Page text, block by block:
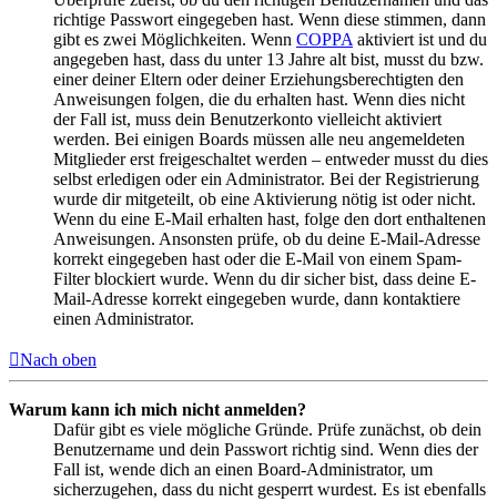
richtige Passwort eingegeben hast. Wenn diese stimmen, dann
gibt es zwei Möglichkeiten. Wenn COPPA aktiviert ist und du
angegeben hast, dass du unter 13 Jahre alt bist, musst du bzw.
einer deiner Eltern oder deiner Erziehungsberechtigten den
Anweisungen folgen, die du erhalten hast. Wenn dies nicht
der Fall ist, muss dein Benutzerkonto vielleicht aktiviert
werden. Bei einigen Boards müssen alle neu angemeldeten
Mitglieder erst freigeschaltet werden – entweder musst du dies
selbst erledigen oder ein Administrator. Bei der Registrierung
wurde dir mitgeteilt, ob eine Aktivierung nötig ist oder nicht.
Wenn du eine E-Mail erhalten hast, folge den dort enthaltenen
Anweisungen. Ansonsten prüfe, ob du deine E-Mail-Adresse
korrekt eingegeben hast oder die E-Mail von einem Spam-
Filter blockiert wurde. Wenn du dir sicher bist, dass deine E-
Mail-Adresse korrekt eingegeben wurde, dann kontaktiere
einen Administrator.
Nach oben
Warum kann ich mich nicht anmelden?
Dafür gibt es viele mögliche Gründe. Prüfe zunächst, ob dein
Benutzername und dein Passwort richtig sind. Wenn dies der
Fall ist, wende dich an einen Board-Administrator, um
sicherzugehen, dass du nicht gesperrt wurdest. Es ist ebenfalls